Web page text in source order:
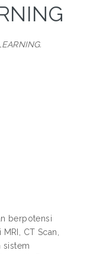
berpotensi
CT Scan,
sistem